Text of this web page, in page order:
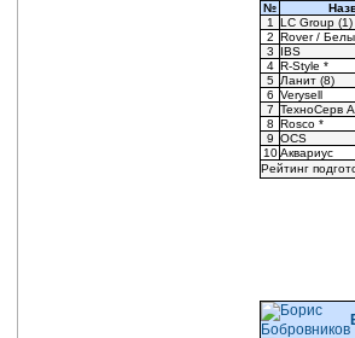
№
1
LC Group (1)
2 Rover /
3
IBS
4 R-Style *
5 Ланит (8)
6 Verysell
7 ТехноСерв
8 Rosco *
9 OCS
10 Аквариус
Рейтинг